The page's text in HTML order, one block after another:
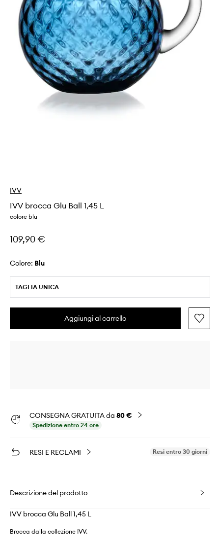
IVV
IVV brocca Glu Ball 1,45 L
colore blu
109,90 €
Colore: blu
TAGLIA UNICA
Aggiungi al carrello
CONSEGNA GRATUITA da 80 €
Spedizione entro 24 ore
RESI E RECLAMI Resi entro 30 giorni
Descrizione del prodotto
IVV brocca Glu Ball 1,45 L
Brocca dalla collezione IVV.